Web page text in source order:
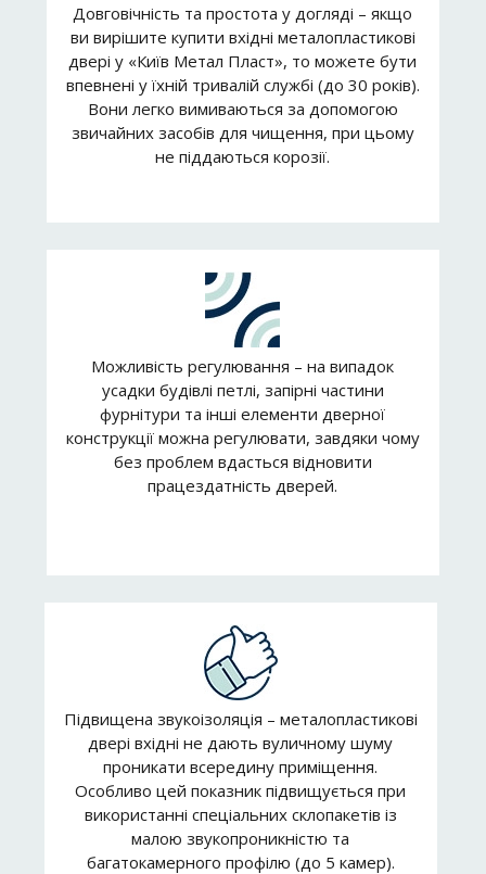
Довговічність та простота у догляді – якщо
ви вирішите купити вхідні металопластикові
двері у «Київ Метал Пласт», то можете бути
впевнені у їхній тривалій службі (до 30 років).
Вони легко вимиваються за допомогою
звичайних засобів для чищення, при цьому
не піддаються корозії.
Можливість регулювання – на випадок
усадки будівлі петлі, запірні частини
фурнітури та інші елементи дверної
конструкції можна регулювати, завдяки чому
без проблем вдасться відновити
працездатність дверей.
Підвищена звукоізоляція – металопластикові
двері вхідні не дають вуличному шуму
проникати всередину приміщення.
Особливо цей показник підвищується при
використанні спеціальних склопакетів із
малою звукопроникністю та
багатокамерного профілю (до 5 камер).